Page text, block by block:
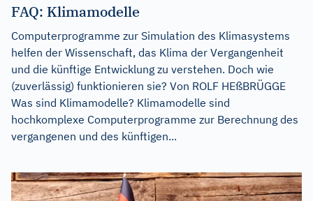
FAQ: Klimamodelle
Computerprogramme zur Simulation des Klimasystems
helfen der Wissenschaft, das Klima der Vergangenheit
und die künftige Entwicklung zu verstehen. Doch wie
(zuverlässig) funktionieren sie? Von ROLF HEßBRÜGGE
Was sind Klimamodelle? Klimamodelle sind
hochkomplexe Computerprogramme zur Berechnung des
vergangenen und des künftigen...